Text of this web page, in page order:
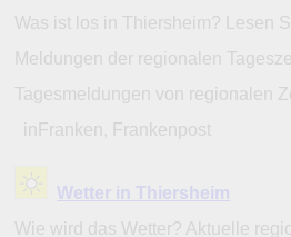
Was ist los in Thiersheim? Lesen
Meldungen der regionalen
Tagesmeldungen von regionalen
inFranken, Frankenpost
Wetter in Thiersheim
Wie wird das Wetter? Aktuelle